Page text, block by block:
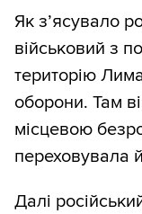
Як з’ясувало
військовий з
територію
оборони. Там
місцевою
переховувала
Далі